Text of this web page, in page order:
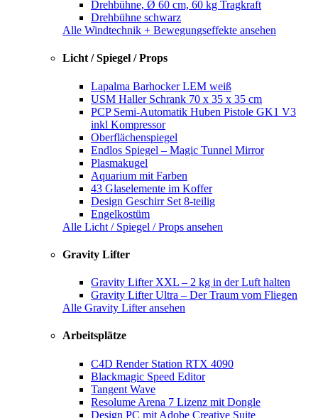
Drehbühne, Ø 60 cm, 60 kg Tragkraft
Drehbühne schwarz
Alle Windtechnik + Bewegungseffekte ansehen
Licht / Spiegel / Props
Lapalma Barhocker LEM weiß
USM Haller Schrank 70 x 35 x 35 cm
PCP Semi-Automatik Huben Pistole GK1 V3
inkl Kompressor
Oberflächenspiegel
Endlos Spiegel – Magic Tunnel Mirror
Plasmakugel
Aquarium mit Farben
43 Glaselemente im Koffer
Design Geschirr Set 8-teilig
Engelkostüm
Alle Licht / Spiegel / Props ansehen
Gravity Lifter
Gravity Lifter XXL – 2 kg in der Luft halten
Gravity Lifter Ultra – Der Traum vom Fliegen
Alle Gravity Lifter ansehen
Arbeitsplätze
C4D Render Station RTX 4090
Blackmagic Speed Editor
Tangent Wave
Resolume Arena 7 Lizenz mit Dongle
Design PC mit Adobe Creative Suite